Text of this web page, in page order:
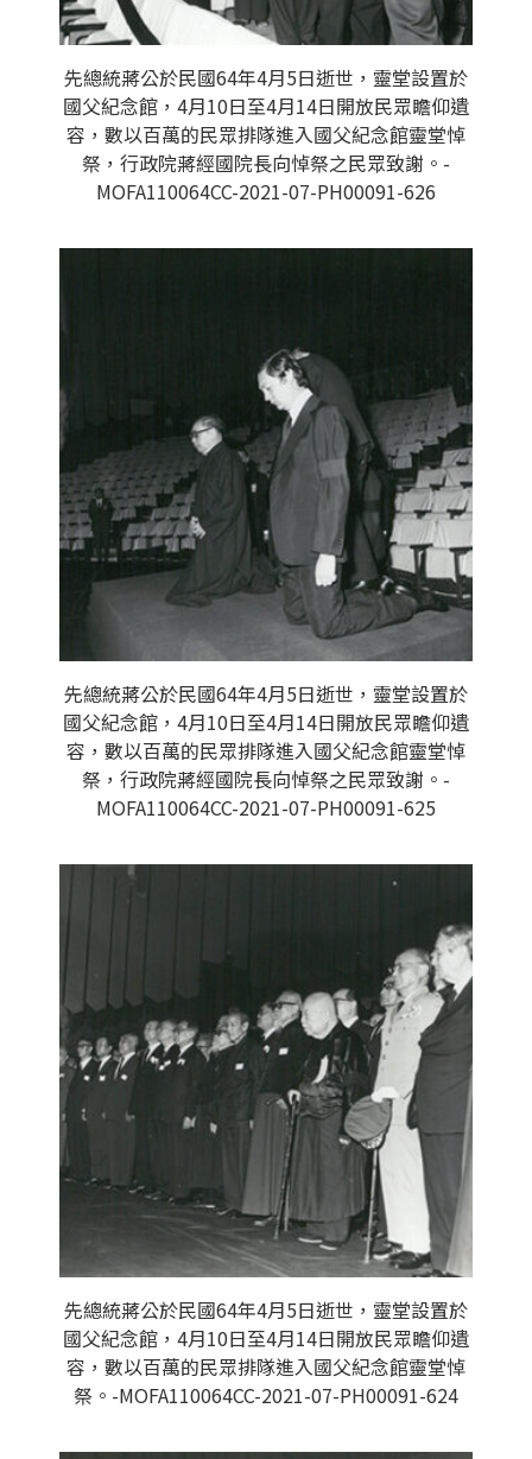
先總統蔣公於民國64年4月5日逝世，靈堂設置於
國父紀念館，4月10日至4月14日開放民眾瞻仰遺
容，數以百萬的民眾排隊進入國父紀念館靈堂悼
祭，行政院蔣經國院長向悼祭之民眾致謝。-
MOFA110064CC-2021-07-PH00091-626
先總統蔣公於民國64年4月5日逝世，靈堂設置於
國父紀念館，4月10日至4月14日開放民眾瞻仰遺
容，數以百萬的民眾排隊進入國父紀念館靈堂悼
祭，行政院蔣經國院長向悼祭之民眾致謝。-
MOFA110064CC-2021-07-PH00091-625
先總統蔣公於民國64年4月5日逝世，靈堂設置於
國父紀念館，4月10日至4月14日開放民眾瞻仰遺
容，數以百萬的民眾排隊進入國父紀念館靈堂悼
祭。-MOFA110064CC-2021-07-PH00091-624